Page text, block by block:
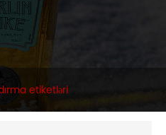
etiketləri